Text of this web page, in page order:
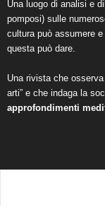
Una luogo di analisi e
pomposi) sulle
cultura può assumere
questa può dare.
Una rivista che
arti” e che indaga la
approfondimenti